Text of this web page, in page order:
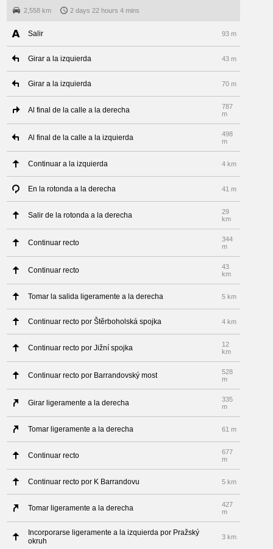
2,558 km 2 days 22 hours 4 mins
Salir 93 m
Girar a la izquierda 43 m
Girar a la izquierda 70 m
Al final de la calle a la derecha
787
m
Al final de la calle a la izquierda
498
m
Continuar a la izquierda 4 km
En la rotonda a la derecha 41 m
Salir de la rotonda a la derecha
29
km
Continuar recto
344
m
Continuar recto
43
km
Tomar la salida ligeramente a la derecha 5 km
Continuar recto por Štěrboholská spojka 4 km
Continuar recto por Jižní spojka
12
km
Continuar recto por Barrandovský most
528
m
Girar ligeramente a la derecha
335
m
Tomar ligeramente a la derecha 61 m
Continuar recto
677
m
Continuar recto por K Barrandovu 5 km
Tomar ligeramente a la derecha
427
m
Incorporarse ligeramente a la izquierda por Pražský
okruh
3 km